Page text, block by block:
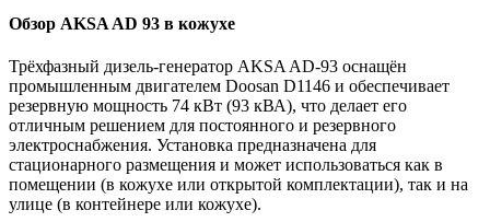
Обзор AKSA AD 93 в кожухе
Трёхфазный дизель-генератор AKSA AD-93 оснащён
промышленным двигателем Doosan D1146 и обеспечивает
резервную мощность 74 кВт (93 кВА), что делает его
отличным решением для постоянного и резервного
электроснабжения. Установка предназначена для
стационарного размещения и может использоваться как в
помещении (в кожухе или открытой комплектации), так и на
улице (в контейнере или кожухе).